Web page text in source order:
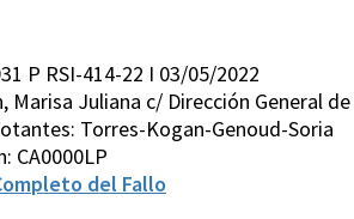
P RSI-414-22 I 03/05/2022
Marisa Juliana c/ Dirección General
Torres-Kogan-Genoud-Soria
CA0000LP
del Fallo